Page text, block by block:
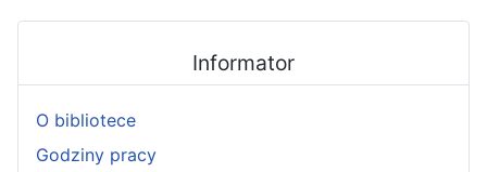
Informator
O bibliotece
Godziny pracy